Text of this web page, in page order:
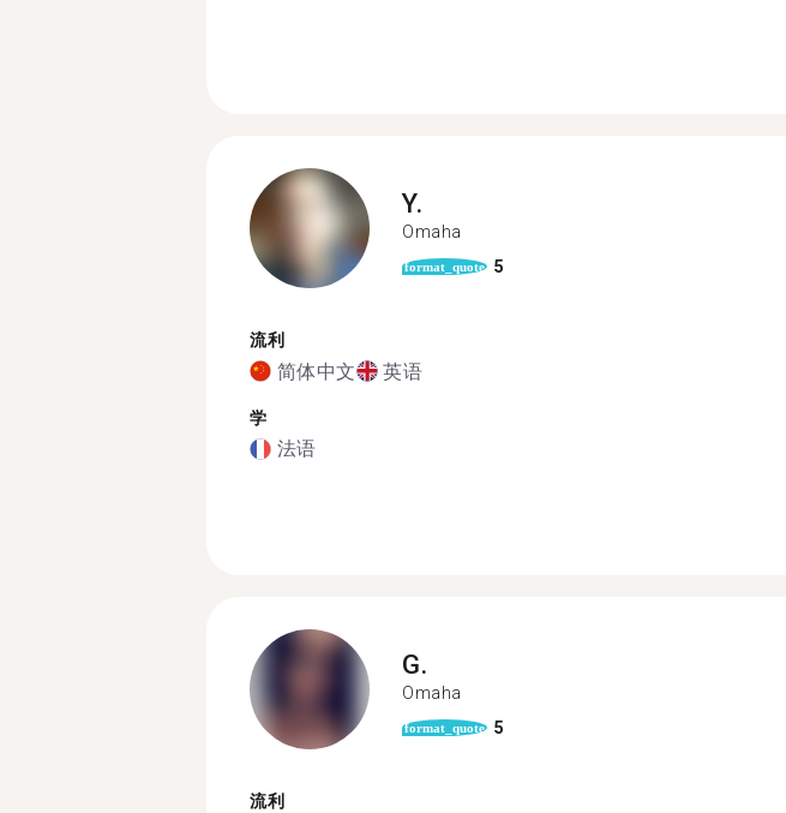
Y.
Omaha
format_quote 5
流利
简体中文 英语
学
法语
G.
Omaha
format_quote 5
流利